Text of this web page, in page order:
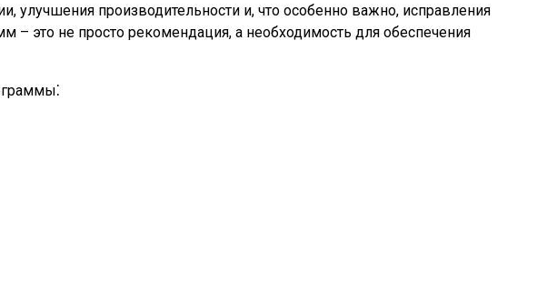
производительности и, что особенно важно, исправления
– это не просто рекомендация, а необходимость для обеспечения